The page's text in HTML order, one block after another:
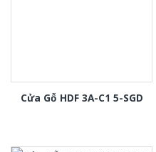
Cửa Gỗ HDF 3A-C1 5-SGD